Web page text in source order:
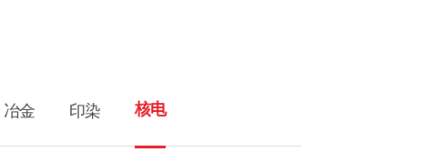
冶金 印染 核电